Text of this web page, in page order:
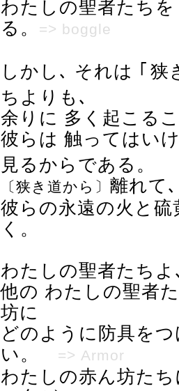
わたしの聖者たち
る。
=> boggle
しかし､ それは ｢ 狭
ちよりも､
余りに 多く起こる
彼らは 触ってはい
見るからである。
〔狭き道から〕 離れて
彼らの永遠の火と
く。
わたしの聖者たちよ
他の わたしの聖者
坊に
どのように防具を
い。
=> Armor
わたしの赤ん坊た